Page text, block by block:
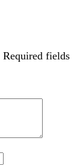
Required fields